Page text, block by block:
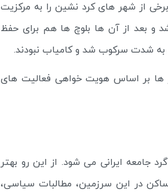
از شهر های کرد نشین را به مرکزیت
و بعد از آن ها بلوچ ها هم برای حفظ
به شدت سرکوب شد و کامیاب نبودند.
ها بر اساس هویت خواهی فعالیت های
جامعه ایرانی می شود. از این رو بهتر
در این سرزمین، مطالبات سیاسی،